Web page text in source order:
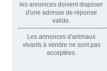
les annonces doivent disposer
d'une adresse de réponse
valide.
Les annonces d'animaux
vivants à vendre ne sont pas
acceptées.